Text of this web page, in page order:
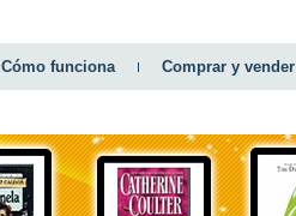
Cómo funciona Comprar y vender